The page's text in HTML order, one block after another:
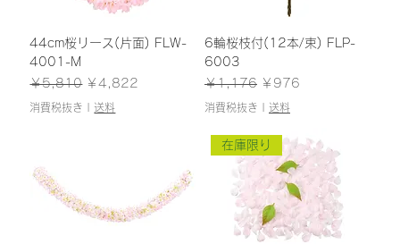
44cm桜リース(片面) FLW-
4001-M
通常価格
￥5,810 セール価格
￥4,822
消費税抜き 送料
6輪桜枝付(12本/束) FLP-
6003
通常価格
￥1,176 セール価格
￥976
消費税抜き 送料
在庫限り